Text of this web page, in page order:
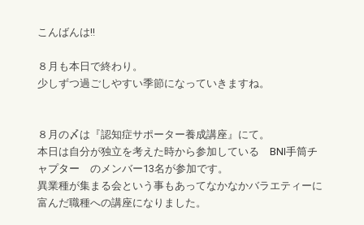
こんばんは!!
８月も本日で終わり。
少しずつ過ごしやすい季節になっていきますね。
８月の〆は『認知症サポーター養成講座』にて。
本日は自分が独立を考えた時から参加している BNI手筒チ
ャプター のメンバー13名が参加です。
異業種が集まる会という事もあってなかなかバラエティーに
富んだ職種への講座になりました。